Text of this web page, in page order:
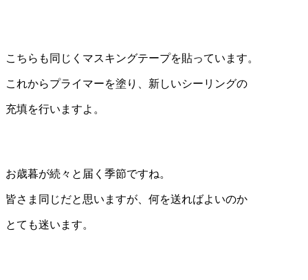
こちらも同じくマスキングテープを貼っています。
これからプライマーを塗り、新しいシーリングの
充填を行いますよ。
お歳暮が続々と届く季節ですね。
皆さま同じだと思いますが、何を送ればよいのか
とても迷います。